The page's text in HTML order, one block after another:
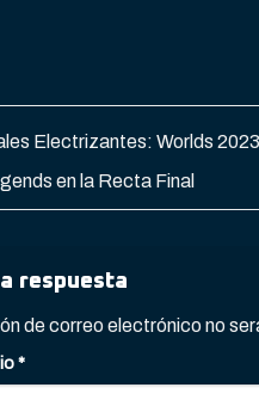
Electrizantes: Worlds
en la Recta Final
respuesta
de correo electrónico no
*